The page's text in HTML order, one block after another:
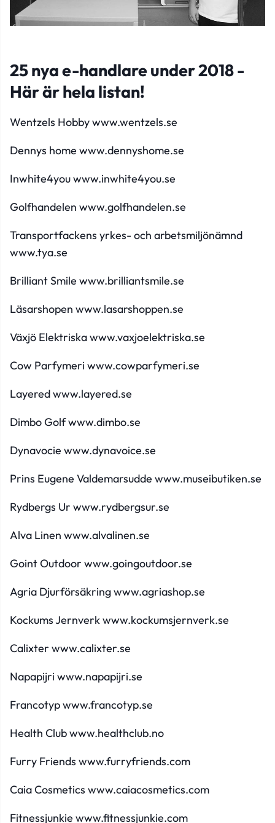
25 nya e-handlare under 2018 -
Här är hela listan!
Wentzels Hobbywww.wentzels.se
Dennys home www.dennyshome.se
Inwhite4youwww.inwhite4you.se
Golfhandelen www.golfhandelen.se
Transportfackens yrkes- och arbetsmiljönämnd
www.tya.se
Brilliant Smile www.brilliantsmile.se
Läsarshopen www.lasarshoppen.se
Växjö Elektriskawww.vaxjoelektriska.se
Cow Parfymeri www.cowparfymeri.se
Layeredwww.layered.se
Dimbo Golfwww.dimbo.se
Dynavocie www.dynavoice.se
Prins Eugene Valdemarsudde www.museibutiken.se
Rydbergs Ur www.rydbergsur.se
Alva Linen www.alvalinen.se
Goint Outdoor www.goingoutdoor.se
Agria Djurförsäkringwww.agriashop.se
Kockums Jernverkwww.kockumsjernverk.se
Calixter www.calixter.se
Napapijri www.napapijri.se
Francotypwww.francotyp.se
Health Clubwww.healthclub.no
Furry Friends www.furryfriends.com
Caia Cosmetics www.caiacosmetics.com
Fitnessjunkie www.fitnessjunkie.com